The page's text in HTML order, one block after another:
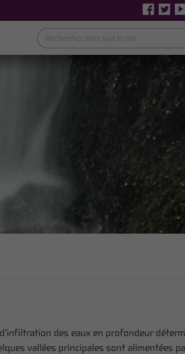
des eaux en profondeur
vallées principales sont alimentées